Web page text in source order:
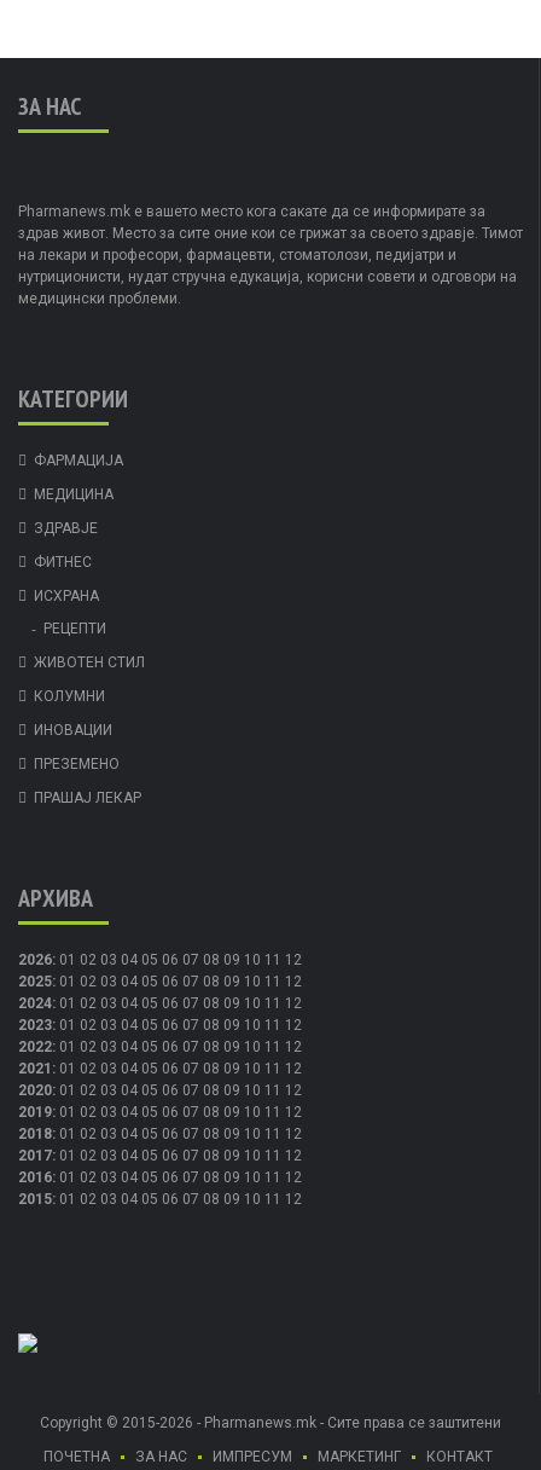
ЗА НАС
Pharmanews.mk е вашето место кога сакате да се информирате за
здрав живот. Место за сите оние кои се грижат за своето здравје. Тимот
на лекари и професори, фармацевти, стоматолози, педијатри и
нутриционисти, нудат стручна едукација, корисни совети и одговори на
медицински проблеми.
КАТЕГОРИИ
ФАРМАЦИЈА
МЕДИЦИНА
ЗДРАВЈЕ
ФИТНЕС
ИСХРАНА
РЕЦЕПТИ
ЖИВОТЕН СТИЛ
КОЛУМНИ
ИНОВАЦИИ
ПРЕЗЕМЕНО
ПРАШАЈ ЛЕКАР
АРХИВА
2026: 01 02 03 04 05 06 07 08 09 10 11 12
2025: 01 02 03 04 05 06 07 08 09 10 11 12
2024: 01 02 03 04 05 06 07 08 09 10 11 12
2023: 01 02 03 04 05 06 07 08 09 10 11 12
2022: 01 02 03 04 05 06 07 08 09 10 11 12
2021 : 01 02 03 04 05 06 07 08 09 10 11 12
2020: 01 02 03 04 05 06 07 08 09 10 11 12
2019: 01 02 03 04 05 06 07 08 09 10 11 12
2018: 01 02 03 04 05 06 07 08 09 10 11 12
2017: 01 02 03 04 05 06 07 08 09 10 11 12
2016: 01 02 03 04 05 06 07 08 09 10 11 12
2015: 01 02 03 04 05 06 07 08 09 10 11 12
Copyright © 2015-2026 - Pharmanews.mk - Сите права се заштитени
ПОЧЕТНА
ЗА НАС ИМПРЕСУМ МАРКЕТИНГ КОНТАКТ